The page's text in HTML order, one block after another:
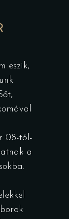
eszik,
08-tól-
a